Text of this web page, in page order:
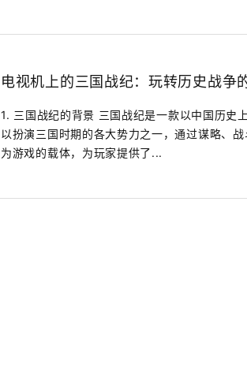
电视机上的三国战纪：玩转历史战争
1. 三国战纪的背景 三国战纪是一款以中国历史
以扮演三国时期的各大势力之一，通过谋略、
为游戏的载体，为玩家提供了...